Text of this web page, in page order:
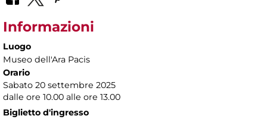
Informazioni
Luogo
Museo dell'Ara Pacis
Orario
Sabato 20 settembre 2025
dalle ore 10.00 alle ore 13.00
Biglietto d'ingresso